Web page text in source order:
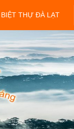
BIỆT THỰ ĐÀ LẠT